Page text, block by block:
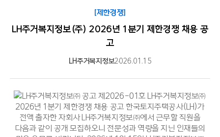
[제한경쟁]
LH주거복지정보(주) 2026년 1분기 제한경쟁 채용 공
고
LH주거복지정보2026.01.15